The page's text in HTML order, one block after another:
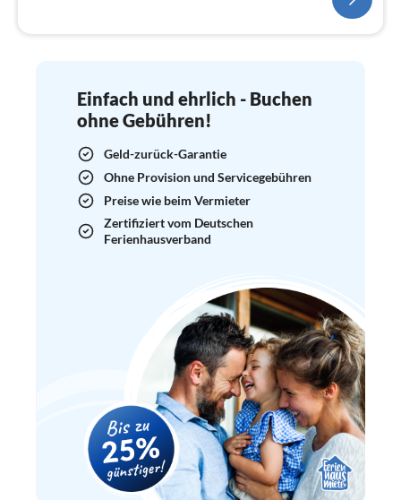
Einfach und ehrlich - Buchen
ohne Gebühren!
Geld-zurück-Garantie
Ohne Provision und Servicegebühren
Preise wie beim Vermieter
Zertifiziert vom Deutschen
Ferienhausverband